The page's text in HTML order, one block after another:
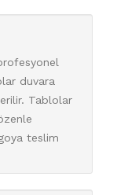
duvara
Tablolar
teslim